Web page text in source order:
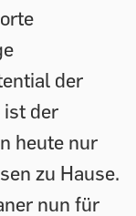
der
ist der
heute nur
zu Hause.
nun für